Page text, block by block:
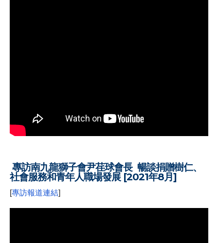
專訪南九龍獅子會尹荏球會長 暢談捐贈樹仁、
社會服務和青年人職場發展 [2021年8月]
[專訪報道連結]